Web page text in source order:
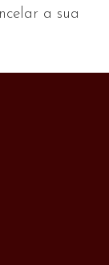
a sua